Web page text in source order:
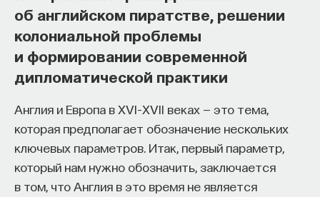
об английском пиратстве, решении
колониальной проблемы
и формировании современной
дипломатической практики
Англия и Европа в XVI–XVII веках — это тема,
которая предполагает обозначение нескольких
ключевых параметров. Итак, первый параметр,
который нам нужно обозначить, заключается
в том, что Англия в это время не является
Как наши память, потребности,
эмоции, внимание, воля связаны
от нейромедиаторов?
Как устроена наша нервная система
на структурном, клеточном и молекулярном
уровнях? В чем состоит роль нейромедиаторов